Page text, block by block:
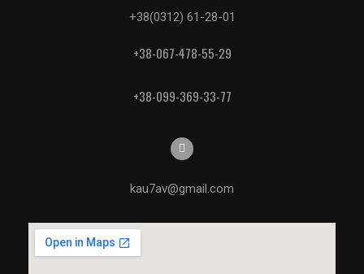
+38(0312) 61-28-01
+38-067-478-55-29
+38-099-369-33-77
kau7av@gmail.com